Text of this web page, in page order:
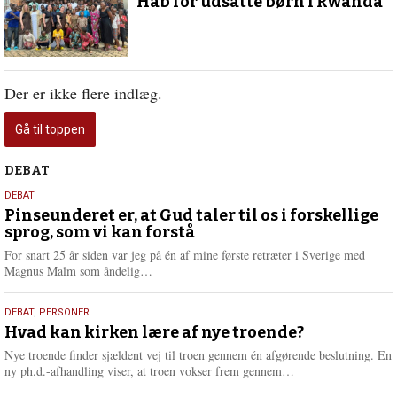
2024
Der er ikke flere indlæg.
Gå til toppen
Debat
DEBAT
5.
august
2026
DEBAT
Pinseunderet er, at Gud taler til os i forskellige
sprog, som vi kan forstå
For snart 25 år siden var jeg på én af mine første retræter i Sverige med
Magnus Malm som åndelig…
e
r
e
25.
juli
2026
DEBAT, PERSONER
Hvad kan kirken lære af nye troende?
Nye troende finder sjældent vej til troen gennem én afgørende beslutning. En
ny ph.d.-afhandling viser, at troen vokser frem gennem…